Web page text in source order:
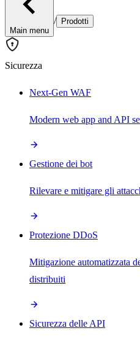
Main menu
/ Prodotti
Sicurezza
Next-Gen WAF
Modern web app and API
Gestione dei bot
Rilevare e mitigare gli
Protezione DDoS
Mitigazione automatizzata
distribuiti
Sicurezza delle API